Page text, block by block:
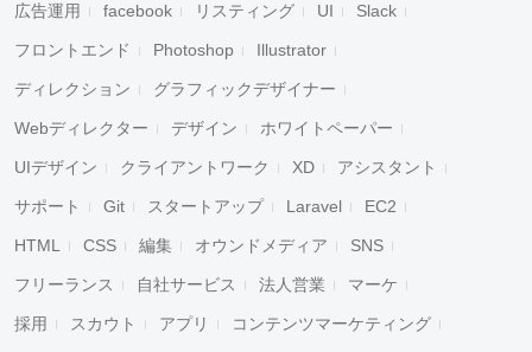
広告運用 facebook リスティング UI Slack
フロントエンド Photoshop Illustrator
ディレクション グラフィックデザイナー
Webディレクター デザイン ホワイトペーパー
UIデザイン クライアントワーク XD アシスタント
サポート Git スタートアップ Laravel EC2
HTML CSS 編集 オウンドメディア SNS
フリーランス 自社サービス 法人営業 マーケ
採用 スカウト アプリ コンテンツマーケティング